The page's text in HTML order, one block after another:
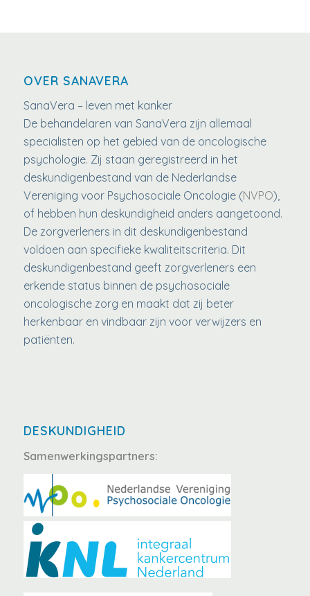
OVER SANAVERA
SanaVera – leven met kanker
De behandelaren van SanaVera zijn allemaal
specialisten op het gebied van de oncologische
psychologie. Zij staan geregistreerd in het
deskundigenbestand van de Nederlandse
Vereniging voor Psychosociale Oncologie (NVPO),
of hebben hun deskundigheid anders aangetoond.
De zorgverleners in dit deskundigenbestand
voldoen aan specifieke kwaliteitscriteria. Dit
deskundigenbestand geeft zorgverleners een
erkende status binnen de psychosociale
oncologische zorg en maakt dat zij beter
herkenbaar en vindbaar zijn voor verwijzers en
patiënten.
DESKUNDIGHEID
Samenwerkingspartners: